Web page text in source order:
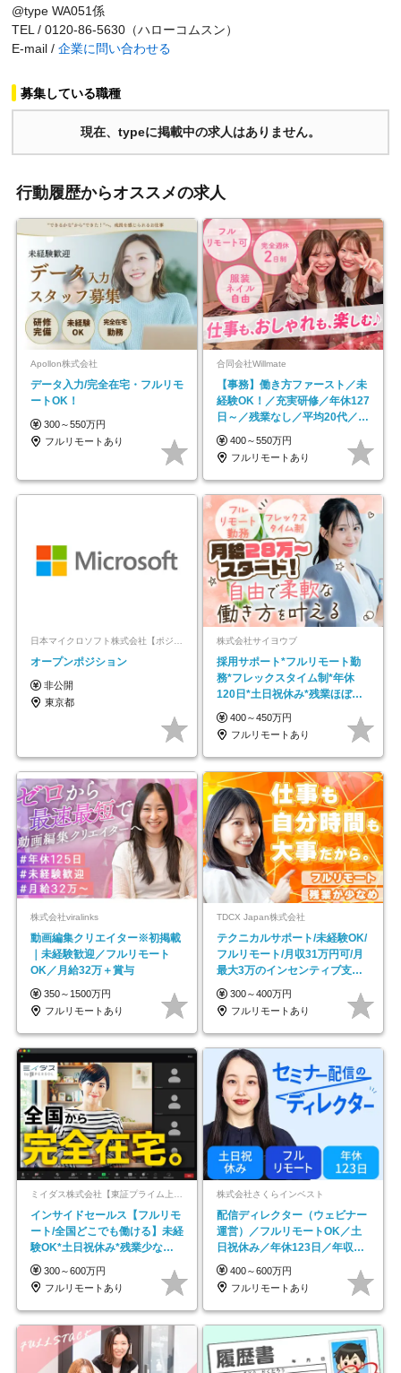
@type WA051係
TEL / 0120-86-5630（ハローコムスン）
E-mail / 企業に問い合わせる
募集している職種
現在、typeに掲載中の求人はありません。
行動履歴からオススメの求人
Apollon株式会社
データ入力/完全在宅・フルリモ
ートOK！
300～550万円
フルリモートあり
合同会社Willmate
【事務】働き方ファースト／未
経験OK！／充実研修／年休127
日～／残業なし／平均20代／リ
モートOK
400～550万円
フルリモートあり
オープンポジション
非公開
東京都
株式会社サイヨウブ
採用サポート*フルリモート勤
務*フレックスタイム制*年休
120日*土日祝休み*残業ほぼな
し*育児中社員8割以上
400～450万円
フルリモートあり
株式会社viralinks
動画編集クリエイター※初掲載
｜未経験歓迎／フルリモート
OK／月給32万＋賞与
350～1500万円
フルリモートあり
TDCX Japan株式会社
テクニカルサポート/未経験OK/
フルリモート/月収31万円可/月
最大3万のインセンティブ支給/
平均年齢33歳
300～400万円
フルリモートあり
インサイドセールス【フルリモ
ート/全国どこでも働ける】未経
験OK*土日祝休み*残業少なめ*
在宅勤務手当あり
300～600万円
フルリモートあり
株式会社さくらインベスト
配信ディレクター（ウェビナー
運営）／フルリモートOK／土
日祝休み／年休123日／年収
600万円可
400～600万円
フルリモートあり